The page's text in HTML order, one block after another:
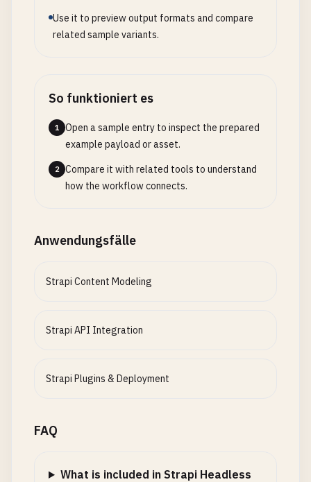
Use it to preview output formats and compare
related sample variants.
So funktioniert es
1
Open a sample entry to inspect the prepared
example payload or asset.
2
Compare it with related tools to understand
how the workflow connects.
Anwendungsfälle
Strapi Content Modeling
Strapi API Integration
Strapi Plugins & Deployment
FAQ
What is included in Strapi Headless